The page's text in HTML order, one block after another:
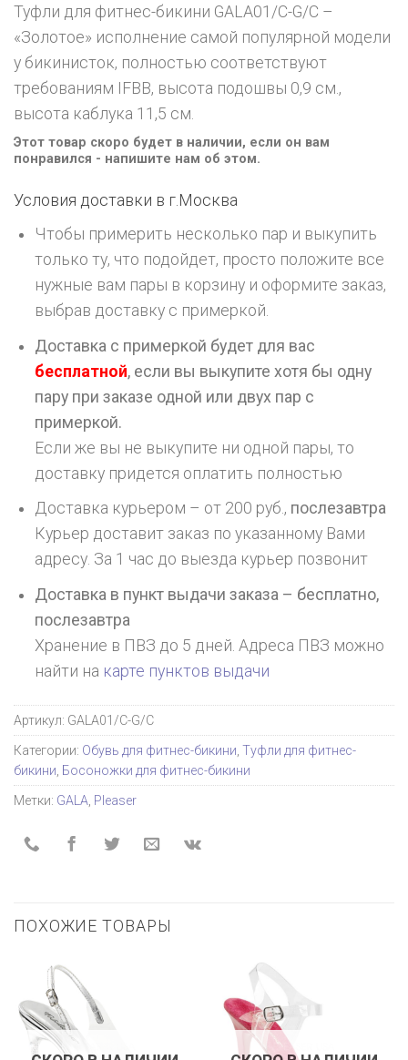
Туфли для фитнес-бикини GALA01/C-G/C –
«Золотое» исполнение самой популярной модели
у бикинисток, полностью соответствуют
требованиям IFBB, высота подошвы 0,9 см.,
высота каблука 11,5 см.
Этот товар скоро будет в наличии, если он вам
понравился - напишите нам об этом.
Условия доставки в г. Москва
Чтобы примерить несколько пар и выкупить
только ту, что подойдет, просто положите все
нужные вам пары в корзину и оформите заказ,
выбрав доставку с примеркой.
Доставка с примеркой будет для вас
бесплатной, если вы выкупите хотя бы одну
пару при заказе одной или двух пар с
примеркой.
Если же вы не выкупите ни одной пары, то
доставку придется оплатить полностью
Доставка курьером – от 200 руб., послезавтра
Курьер доставит заказ по указанному Вами
адресу. За 1 час до выезда курьер позвонит
Доставка в пункт выдачи заказа – бесплатно,
послезавтра
Хранение в ПВЗ до 5 дней. Адреса ПВЗ можно
найти на карте пунктов выдачи
Артикул: GALA01/C-G/C
Категории: Обувь для фитнес-бикини Туфли для фитнес-
бикини Босоножки для фитнес-бикини
Метки: GALA Pleaser
ПОХОЖИЕ ТОВАРЫ